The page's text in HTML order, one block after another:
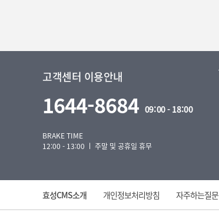
고객센터 이용안내
1644-8684 09:00 - 18:00
BRAKE TIME
12:00 - 13:00 ㅣ 주말 및 공휴일 휴무
효성CMS소개 개인정보처리방침 자주하는질문